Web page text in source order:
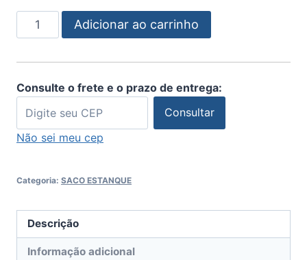
Adicionar ao carrinho
Consulte o frete e o prazo de entrega:
Consultar
Não sei meu cep
Categoria: SACO ESTANQUE
Descrição
Informação adicional